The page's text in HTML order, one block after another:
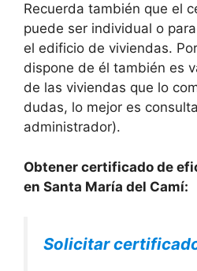
Recuerda también que el
puede ser individual o
el edificio de viviendas.
dispone de él también es
de las viviendas que lo
dudas, lo mejor es
administrador).
Obtener certificado de
en Santa María del Camí:
Solicitar